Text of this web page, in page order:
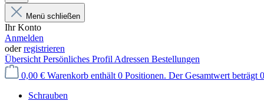
Menü schließen
Ihr Konto
Anmelden
oderregistrieren
Übersicht Persönliches Profil Adressen Bestellungen
0,00 € Warenkorb enthält 0 Positionen. Der Gesamtwert beträgt
Schrauben